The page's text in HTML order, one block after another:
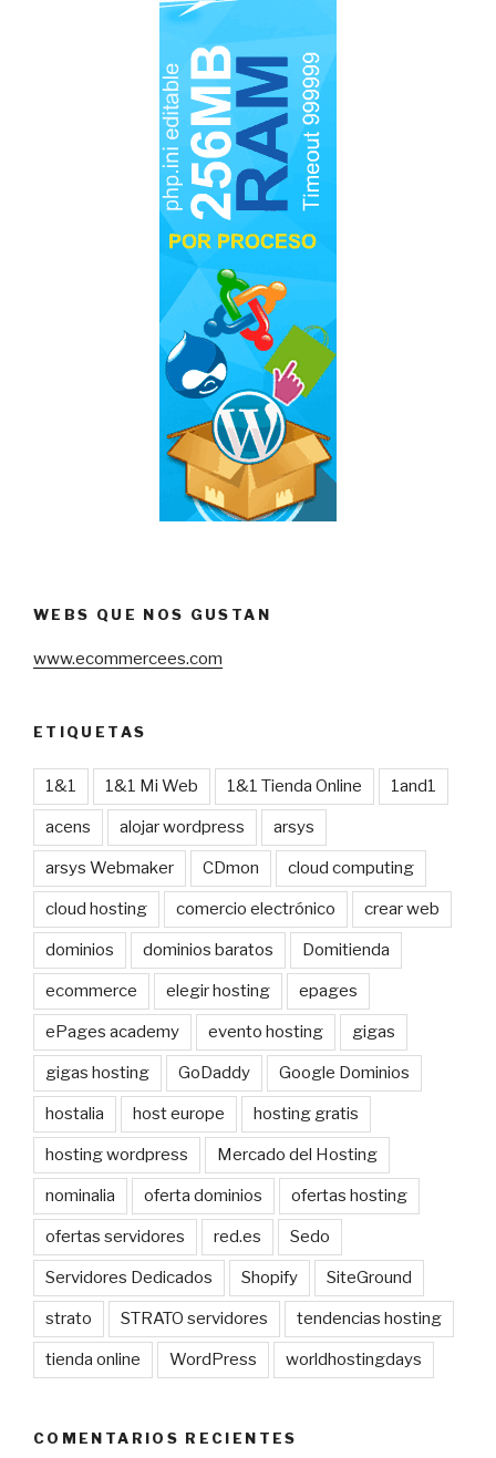
WEBS QUE NOS GUSTAN
www.ecommercees.com
ETIQUETAS
1&1 1&1 Mi Web 1&1 Tienda Online 1and1
acens alojar wordpress arsys
arsys Webmaker CDmon cloud computing
cloud hosting comercio electrónico crear web
dominios dominios baratos Domitienda
ecommerce elegir hosting epages
ePages academy evento hosting gigas
gigas hosting GoDaddy Google Dominios
hostalia host europe hosting gratis
hosting wordpress Mercado del Hosting
nominalia oferta dominios ofertas hosting
ofertas servidores red.es Sedo
Servidores Dedicados Shopify SiteGround
strato STRATO servidores tendencias hosting
tienda online WordPress worldhostingdays
COMENTARIOS RECIENTES